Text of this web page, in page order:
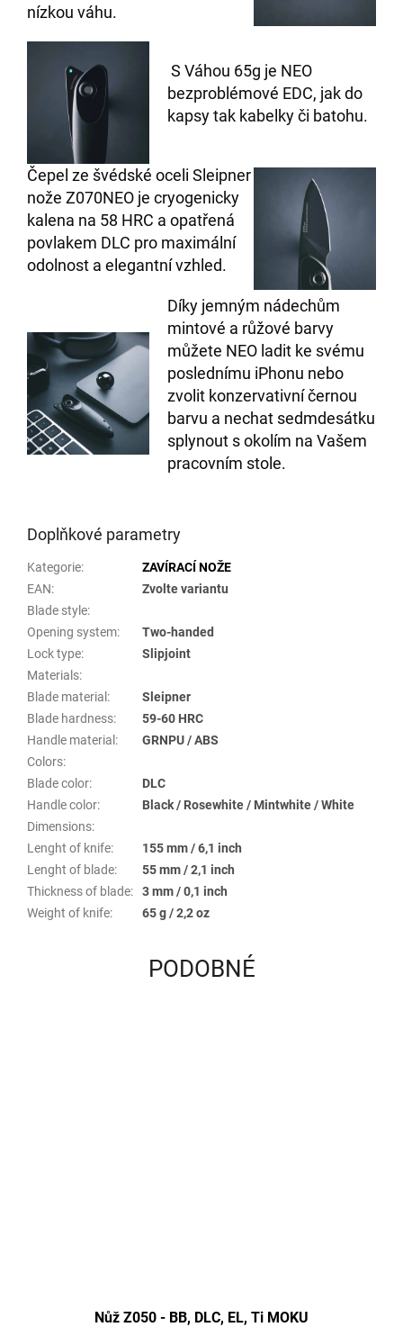
nízkou váhu.
S Váhou 65g je NEO
bezproblémové EDC, jak do
kapsy tak kabelky či batohu.
Čepel ze švédské oceli Sleipner
nože Z070NEO je cryogenicky
kalena na 58 HRC a opatřená
povlakem DLC pro maximální
odolnost a elegantní vzhled.
Díky jemným nádechům
mintové a růžové barvy
můžete NEO ladit ke svému
poslednímu iPhonu nebo
zvolit konzervativní černou
barvu a nechat sedmdesátku
splynout s okolím na Vašem
pracovním stole.
Doplňkové parametry
Kategorie:
ZAVÍRACÍ NOŽE
EAN:
Zvolte variantu
Blade style:
Opening system:
Two-handed
Lock type:
Slipjoint
Materials:
Blade material :
Sleipner
Blade hardness:
59-60 HRC
Handle material :
GRNPU / ABS
Colors:
Blade color:
DLC
Handle color:
Black / Rosewhite / Mintwhite / White
Dimensions:
Lenght of knife:
155 mm / 6,1 inch
Lenght of blade:
55 mm / 2,1 inch
Thickness of blade:
3 mm / 0,1 inch
Weight of knife: 65 g / 2,2 oz
PODOBNÉ
Nůž Z050 - BB, DLC, EL, Ti MOKU